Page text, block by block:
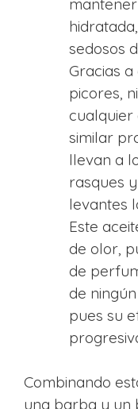
sedosos
Gracias
picores,
cualquier
similar
llevan a
rasques
levantes
Este
de olor,
de
de
pues su
Combinando
una barba y un